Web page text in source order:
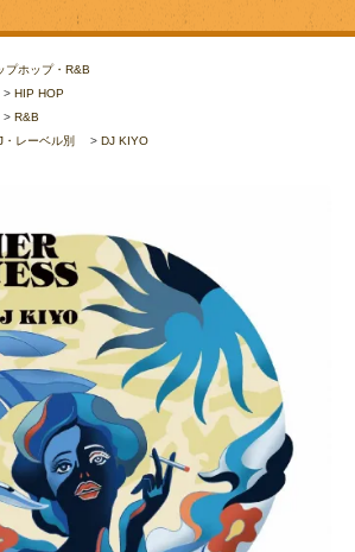
プホップ・R&B
> HIP HOP
> R&B
レーベル別 > DJ KIYO